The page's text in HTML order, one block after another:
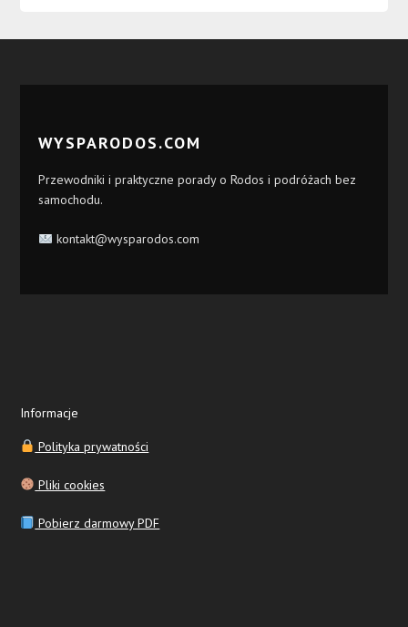
WYSPARODOS.COM
Przewodniki i praktyczne porady o Rodos i podróżach bez
samochodu.
kontakt@wysparodos.com
Informacje
Polityka prywatności
Pliki cookies
Pobierz darmowy PDF